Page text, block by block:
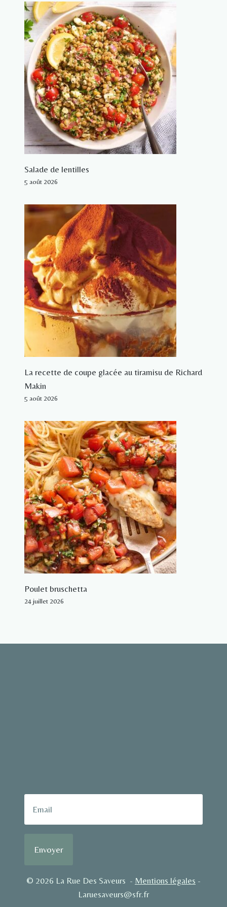
Salade de lentilles
5 août 2026
La recette de coupe glacée au tiramisu de Richard
Makin
5 août 2026
Poulet bruschetta
24 juillet 2026
© 2026 La Rue Des Saveurs - Mentions légales -
Laruesaveurs@sfr.fr
Envoyer